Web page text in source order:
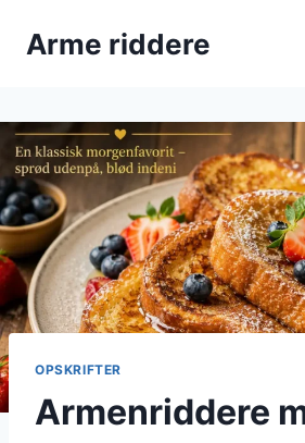
Arme riddere
OPSKRIFTER
Armenriddere